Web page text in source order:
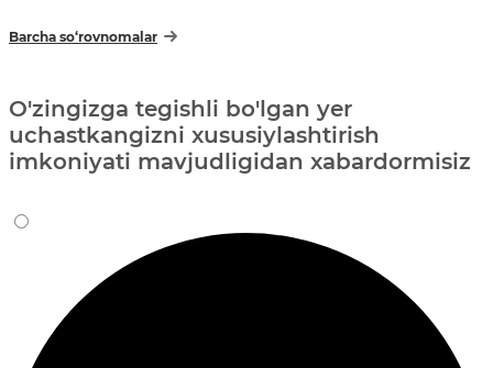
Barcha so‘rovnomalar
O'zingizga tegishli bo'lgan yer
uchastkangizni xususiylashtirish
imkoniyati mavjudligidan xabardormisiz